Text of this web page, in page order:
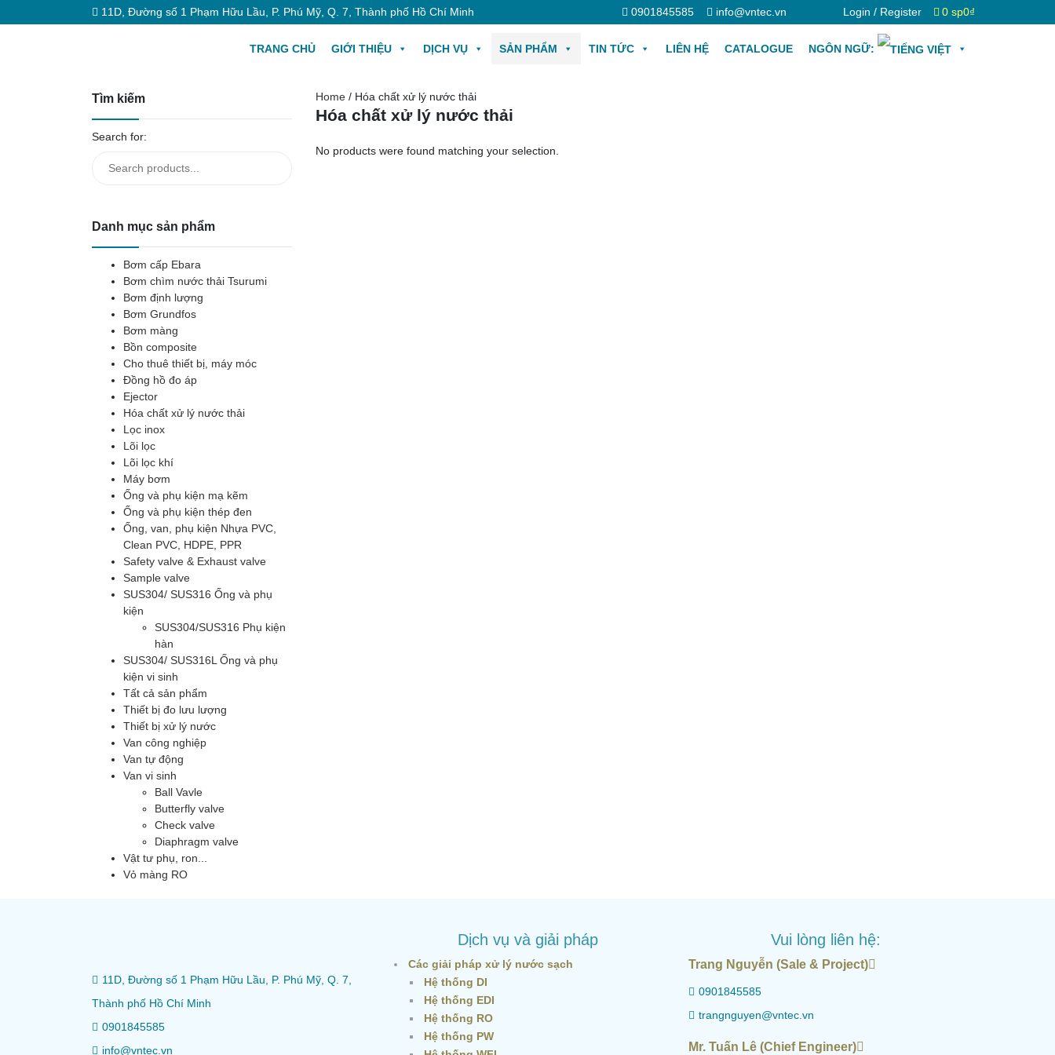
11D, Đường số 1 Phạm Hữu Lầu, P. Phú Mỹ, Q. 7, Thành phố Hồ Chí Minh 0901845585 info@vntec.vn Login / Register 0 sp0₫
TRANG CHỦ GIỚI THIỆU DỊCH VỤ SẢN PHẨM TIN TỨC LIÊN HỆ CATALOGUE NGÔN NGỮ:
Tìm kiếm
Search for:
Danh mục sản phẩm
Bơm cấp Ebara
Bơm chìm nước thải Tsurumi
Bơm định lượng
Bơm Grundfos
Bơm màng
Bồn composite
Cho thuê thiết bị, máy móc
Đồng hồ đo áp
Ejector
Hóa chất xử lý nước thải
Lọc inox
Lõi lọc
Lõi lọc khí
Máy bơm
Ống và phụ kiện mạ kẽm
Ống và phụ kiện thép đen
Ống, van, phụ kiện Nhựa PVC,
Clean PVC, HDPE, PPR
Safety valve & Exhaust valve
Sample valve
SUS304/ SUS316 Ống và phụ
kiện
SUS304/SUS316 Phụ kiện
hàn
SUS304/ SUS316L Ống và phụ
kiện vi sinh
Tất cả sản phẩm
Thiết bị đo lưu lượng
Thiết bị xử lý nước
Van công nghiệp
Van tự động
Van vi sinh
Ball Vavle
Butterfly valve
Check valve
Diaphragm valve
Vật tư phụ, ron...
Vỏ màng RO
Home / Hóa chất xử lý nước thải
Hóa chất xử lý nước thải
No products were found matching your selection.
11D, Đường số 1 Phạm Hữu Lầu, P. Phú Mỹ, Q. 7,
Thành phố Hồ Chí Minh
0901845585
info@vntec.vn
Dịch vụ và giải pháp
Các giải pháp xử lý nước sạch
Hệ thống DI
Hệ thống EDI
Hệ thống RO
Hệ thống PW
Vui lòng liên hệ:
Trang Nguyễn (Sale & Project)
0901845585
trangnguyen@vntec.vn
Mr. Tuấn Lê (Chief Engineer)